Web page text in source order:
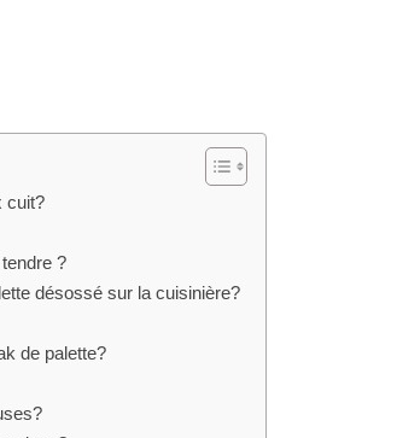
cuit?
?
désossé sur la cuisinière?
de palette?